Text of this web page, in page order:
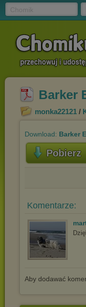
Barker
monka22121 /
Download: Barker
Pobierz
Komentarze:
Aby dodawać